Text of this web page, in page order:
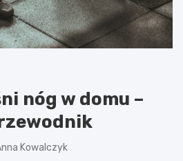
nóg w domu –
Kowalczyk